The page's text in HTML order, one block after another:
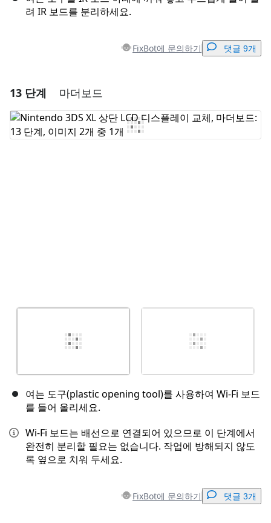
려 IR 보드를 분리하세요.
FixBot에 문의하기 댓글 9개
댓글 쓰기
13 단계 마더보드
여는 도구(plastic opening tool)를 사용하여 Wi-Fi 보드
를 들어 올리세요.
Wi-Fi 보드는 배선으로 연결되어 있으므로 이 단계에서
완전히 분리할 필요는 없습니다. 작업에 방해되지 않도
록 옆으로 치워 두세요.
FixBot에 문의하기 댓글 3개